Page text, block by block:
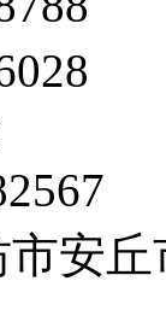
安